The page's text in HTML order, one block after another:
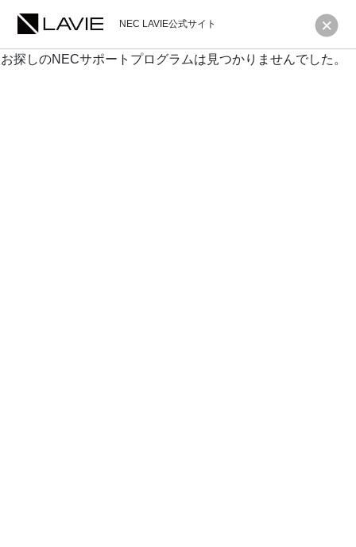
NEC LAVIE公式サイト
お探しのNECサポートプログラムは見つかりませんでした。